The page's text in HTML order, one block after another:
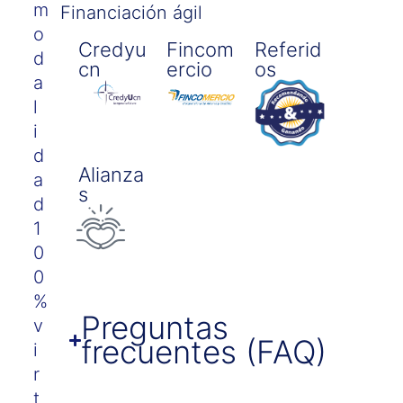
Financiación ágil
Credyu
Cn
Fincom
Ercio
Referid
Os
Alianza
S
Preguntas
frecuentes (FAQ)
m
o
d
a
l
i
d
a
d
1
0
0
%
v
i
r
t